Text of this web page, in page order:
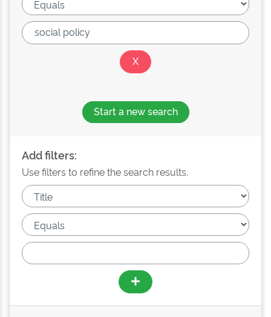
Start a new search
Add filters:
Use filters to refine the search results.